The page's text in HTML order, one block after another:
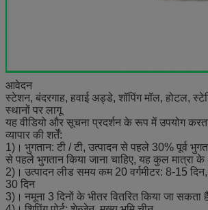
आवेदन
स्टेशन, बंदरगाह, हवाई अड्डे, शॉपिंग मॉल, होटल,
स्थानों पर लागू
यह वीडियो और सूचना प्रदर्शन के रूप में उपयोग
व्यापार की शर्तें:
1)। भुगतान: टी / टी, उत्पादन से पहले 30% पूर्व
से पहले भुगतान किया जाना चाहिए, यह कुल मात्रा
2)। उत्पादन लीड समय कम 20 वर्गमीटर: 8-15
30 दिन
3)। नमूना 3 दिनों के भीतर वितरित किया जा सकता